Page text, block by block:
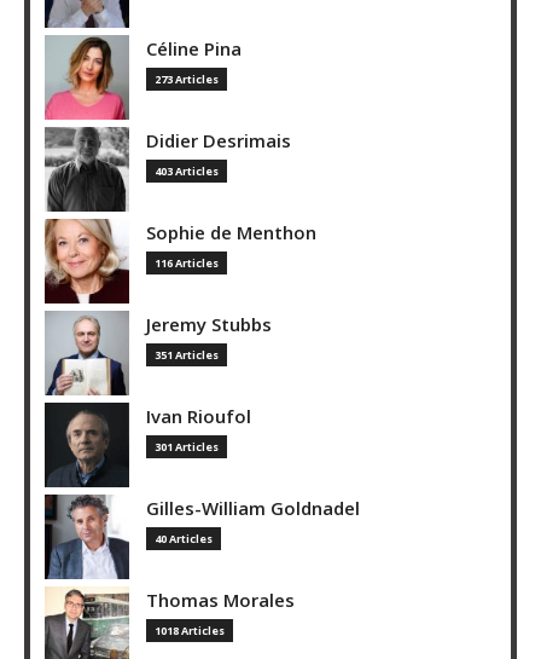
Céline Pina
273 Articles
Didier Desrimais
403 Articles
Sophie de Menthon
116 Articles
Jeremy Stubbs
351 Articles
Ivan Rioufol
301 Articles
Gilles-William Goldnadel
40 Articles
Thomas Morales
1018 Articles